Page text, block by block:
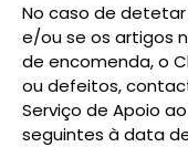
No caso de
e/ou se os artigos
de encomenda, o
ou defeitos,
Serviço de Apoio
seguintes à data